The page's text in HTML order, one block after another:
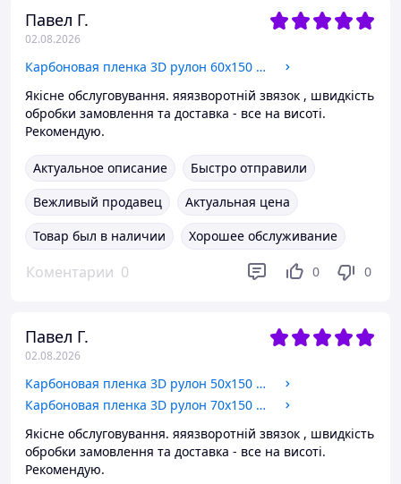
02.08.2026, 13:54 Статус змінено: з Нове на Скасовано
Повідомлення: Відправлено листа. Причина відміни:
Скасовано покупцем, Товар не потрібен
Павел Г.
02.08.2026
Карбоновая пленка 3D рулон 60х150 см СЕРЕБРЯНАЯ с микроканалами
Якісне обслуговування. яяязворотній звязок , швидкість
обробки замовлення та доставка - все на висоті.
Рекомендую.
Актуальное описание
Быстро отправили
Вежливый продавец
Актуальная цена
Товар был в наличии
Хорошее обслуживание
Коментарии 0 0 0
Павел Г.
02.08.2026
Карбоновая пленка 3D рулон 50х150 см СЕРАЯ с микроканалами
Карбоновая пленка 3D рулон 70х150 см СЕРАЯ с микроканалами
Якісне обслуговування. яяязворотній звязок , швидкість
обробки замовлення та доставка - все на висоті.
Рекомендую.